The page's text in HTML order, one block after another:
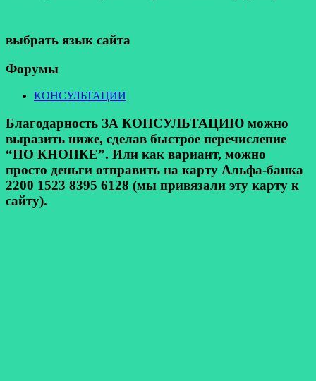
выбрать язык сайта
Форумы
КОНСУЛЬТАЦИИ
Благодарность ЗА КОНСУЛЬТАЦИЮ можно
выразить ниже, сделав быстрое перечисление
“ПО КНОПКЕ”. Или как вариант, можно
просто деньги отправить на карту Альфа-банка
2200 1523 8395 6128 (мы привязали эту карту к
сайту).